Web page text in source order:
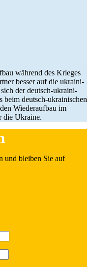
während des Krieges
besser auf die ukrai­ni­
sich der deutsch-ukrai­­ni­­
beim deutsch-ukrai­­ni­­schen
Wie­der­auf­bau im
die Ukraine.
und bleiben Sie auf